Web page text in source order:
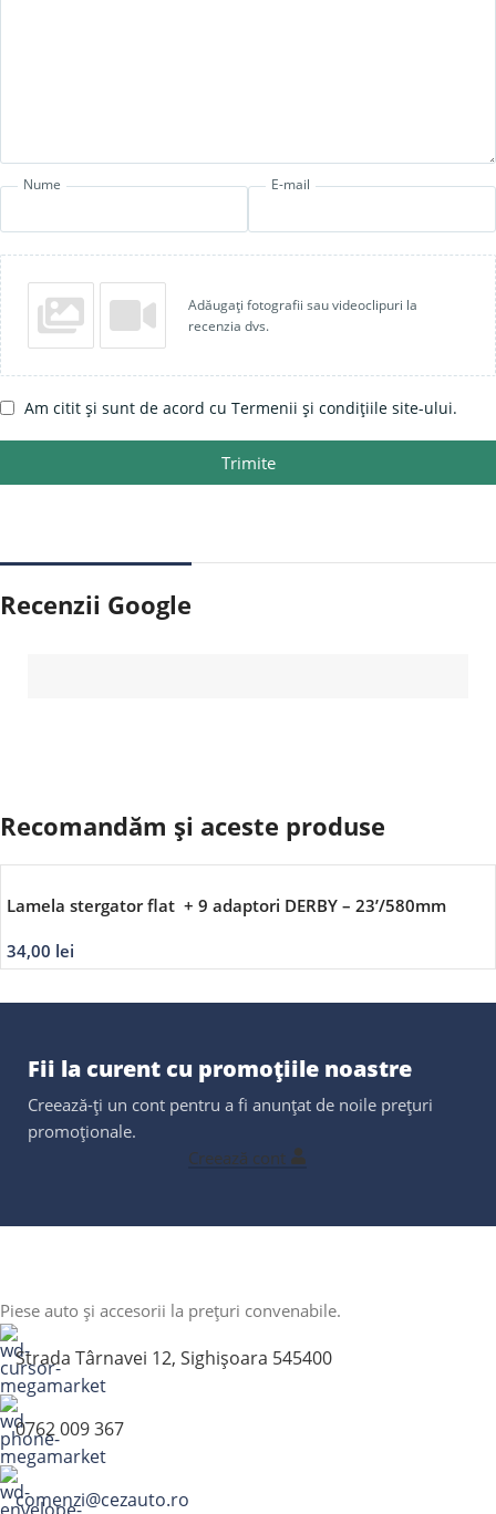
Nume E-mail
Adăugați fotografii sau videoclipuri la
recenzia dvs.
Am citit și sunt de acord cu Termenii și condițiile site-ului.
Trimite
Recenzii Google
Recomandăm și aceste produse
Lamela stergator flat + 9 adaptori DERBY – 23’/580mm
34,00 lei
Fii la curent cu promoțiile noastre
Creează-ți un cont pentru a fi anunțat de noile prețuri
promoționale.
Creează cont
Piese auto și accesorii la prețuri convenabile.
Strada Târnavei 12, Sighișoara 545400
0762 009 367
comenzi@cezauto.ro